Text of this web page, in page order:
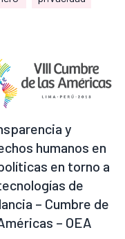
y
humanos en
en torno a
de
– Cumbre de
– OEA